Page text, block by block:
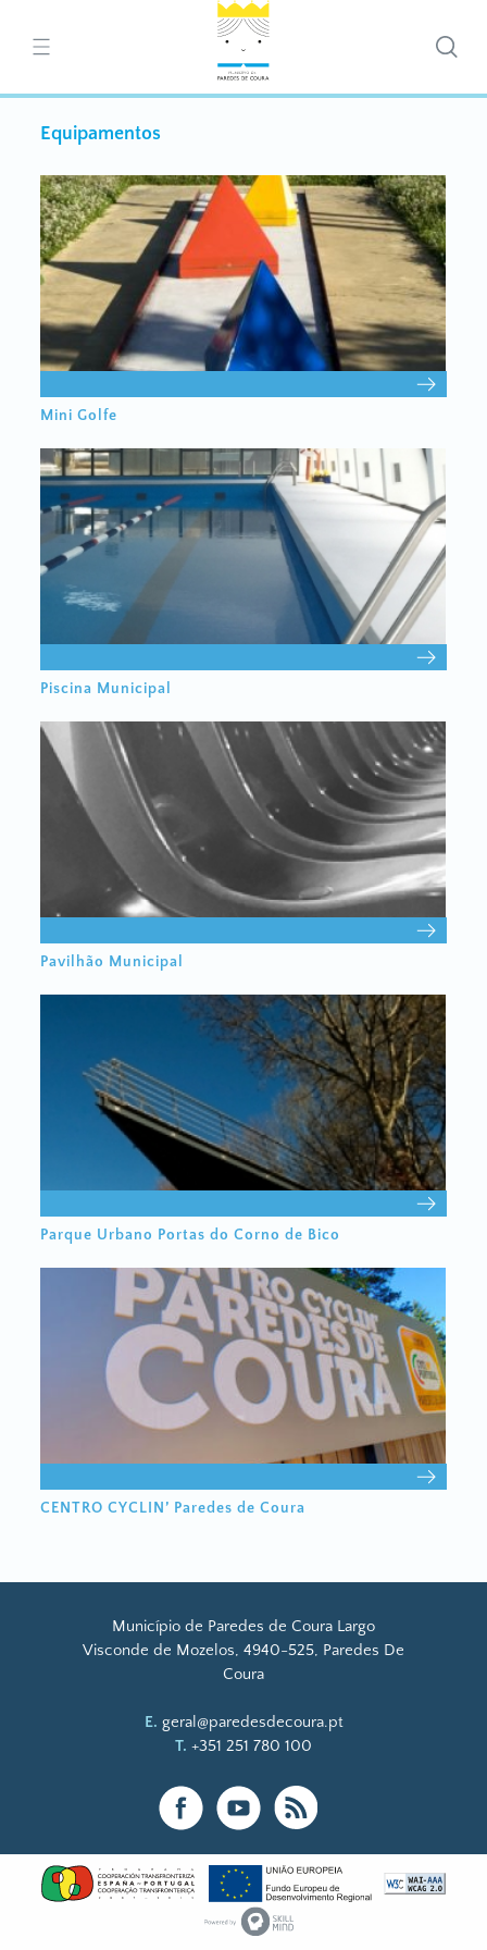
Equipamentos
Mini Golfe
Piscina Municipal
Pavilhão Municipal
Parque Urbano Portas do Corno de Bico
CENTRO CYCLIN’ Paredes de Coura
Município de Paredes de Coura Largo
Visconde de Mozelos, 4940-525, Paredes De
Coura
E. geral@paredesdecoura.pt
T. +351 251 780 100